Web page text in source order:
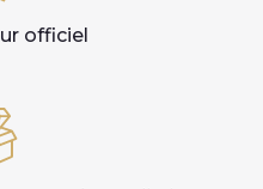
officiel